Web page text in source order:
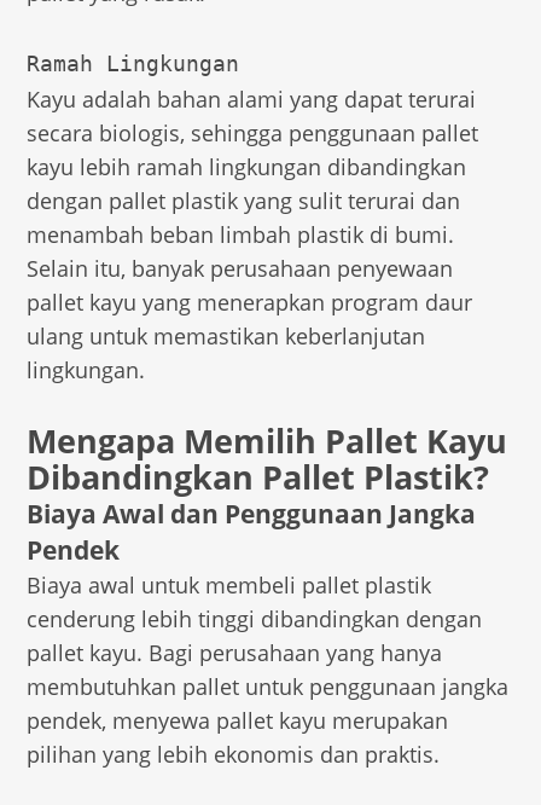
Ramah Lingkungan
Kayu adalah bahan alami yang dapat terurai
secara biologis, sehingga penggunaan pallet
kayu lebih ramah lingkungan dibandingkan
dengan pallet plastik yang sulit terurai dan
menambah beban limbah plastik di bumi.
Selain itu, banyak perusahaan penyewaan
pallet kayu yang menerapkan program daur
ulang untuk memastikan keberlanjutan
lingkungan.
Mengapa Memilih Pallet Kayu
Dibandingkan Pallet Plastik?
Biaya Awal dan Penggunaan Jangka
Pendek
Biaya awal untuk membeli pallet plastik
cenderung lebih tinggi dibandingkan dengan
pallet kayu. Bagi perusahaan yang hanya
membutuhkan pallet untuk penggunaan jangka
pendek, menyewa pallet kayu merupakan
pilihan yang lebih ekonomis dan praktis.